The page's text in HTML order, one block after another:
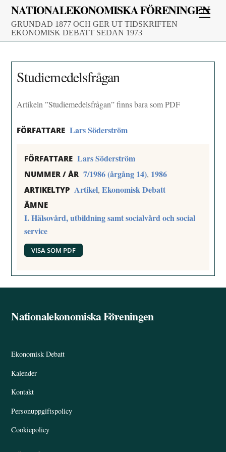
Skip
content
NATIONALEKONOMISKA FÖRENINGEN
GRUNDAD 1877 OCH GER UT TIDSKRIFTEN
EKONOMISK DEBATT SEDAN 1973
Studiemedelsfrågan
Artikeln ”Studiemedelsfrågan” finns bara som PDF
FÖRFATTARE Lars Söderström
FÖRFATTARE Lars Söderström
NUMMER / ÅR 7/1986 (årgång 14), 1986
ARTIKELTYP Artikel,Ekonomisk Debatt
ÄMNE
I. Hälsovård, utbildning samt socialvård och social
service
VISA SOM PDF
Back
Nationalekonomiska Föreningen
Ekonomisk Debatt
Kalender
Kontakt
Personuppgiftspolicy
Cookiepolicy